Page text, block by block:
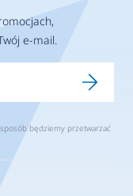
e-mail.
będziemy przetwarzać